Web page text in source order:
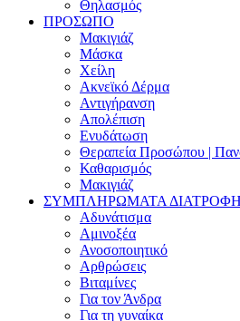
Θηλασμός
ΠΡΟΣΩΠΟ
Μακιγιάζ
Μάσκα
Χείλη
Ακνεϊκό Δέρμα
Αντιγήρανση
Απολέπιση
Ενυδάτωση
Θεραπεία Προσώπου |
Καθαρισμός
Μακιγιάζ
ΣΥΜΠΛΗΡΩΜΑΤΑ
Αδυνάτισμα
Αμινοξέα
Ανοσοποιητικό
Αρθρώσεις
Βιταμίνες
Για τον Άνδρα
Για τη γυναίκα